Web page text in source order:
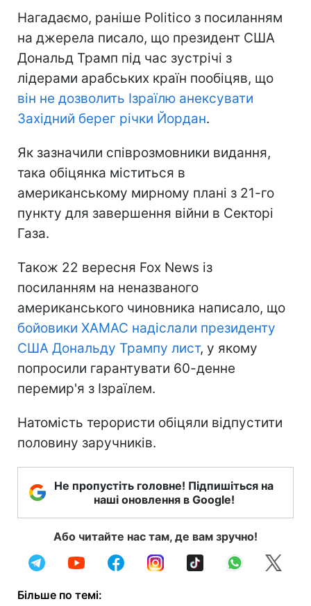
Нагадаємо, раніше Politico з посиланням
на джерела писало, що президент США
Дональд Трамп під час зустрічі з
лідерами арабських країн пообіцяв, що
він не дозволить Ізраїлю анексувати
Західний берег річки Йордан.
Як зазначили співрозмовники видання,
така обіцянка міститься в
американському мирному плані з 21-го
пункту для завершення війни в Секторі
Газа.
Також 22 вересня Fox News із
посиланням на неназваного
американського чиновника написало, що
бойовики ХАМАС надіслали президенту
США Дональду Трампу лист, у якому
попросили гарантувати 60-денне
перемир'я з Ізраїлем.
Натомість терористи обіцяли відпустити
половину заручників.
Не пропустіть головне! Підпишіться на
наші оновлення в Google!
Або читайте нас там, де вам зручно!
Більше по темі: